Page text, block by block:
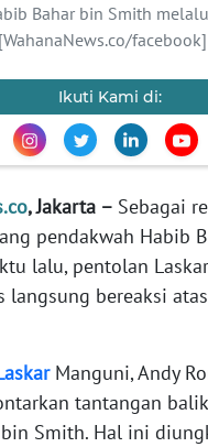
Bahar bin Smith
facebook]
Ikuti Kami di:
, Jakarta – Sebagai
pendakwah Habib
lalu, pentolan
langsung bereaksi
Manguni, Andy
tantangan
Smith. Hal ini